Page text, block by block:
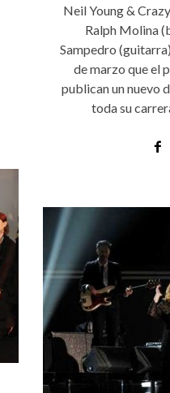
Neil Young &
Ralph Molina
Sampedro
de marzo que el
publican un nuevo
toda su